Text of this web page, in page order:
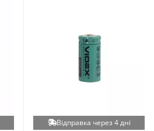
Відправка через 4 дні